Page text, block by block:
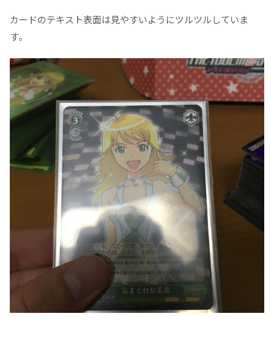
カードのテキスト表面は見やすいようにツルツルしていま
す。